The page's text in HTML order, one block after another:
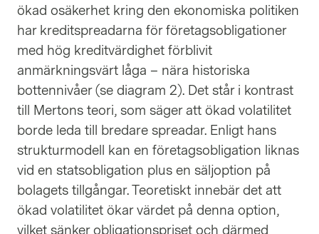
ökad osäkerhet kring den ekonomiska politiken
har kreditspreadarna för företagsobligationer
med hög kreditvärdighet förblivit
anmärkningsvärt låga – nära historiska
bottennivåer (se diagram 2). Det står i kontrast
till Mertons teori, som säger att ökad volatilitet
borde leda till bredare spreadar. Enligt hans
strukturmodell kan en företagsobligation liknas
vid en statsobligation plus en säljoption på
bolagets tillgångar. Teoretiskt innebär det att
ökad volatilitet ökar värdet på denna option,
vilket sänker obligationspriset och därmed